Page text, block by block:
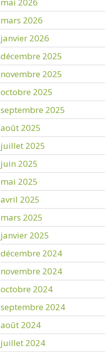
mars 2026
janvier 2026
décembre 2025
novembre 2025
octobre 2025
septembre 2025
août 2025
juillet 2025
juin 2025
mai 2025
avril 2025
mars 2025
janvier 2025
décembre 2024
novembre 2024
octobre 2024
septembre 2024
août 2024
juillet 2024